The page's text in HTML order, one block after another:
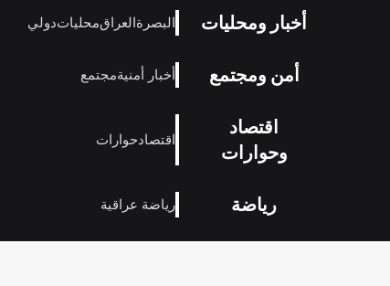
أخبار ومحليات البصرةالعراقمحلياتدولي
أمن ومجتمع أخبار أمنيةمجتمع
اقتصاد
وحوارات
اقتصادحوارات
رياضة رياضة عراقية